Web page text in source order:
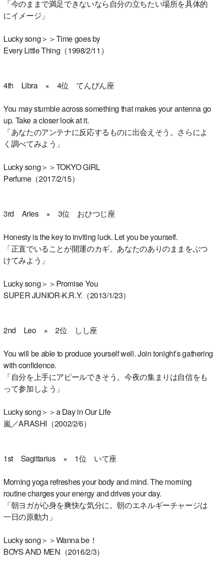
「今のままで満足できないなら自分の立ちたい場所を具体的
にイメージ」
Lucky song＞＞Time goes by
Every Little Thing（1998/2/11）
4th Libra × 4位 てんびん座
You may stumble across something that makes your antenna go
up. Take a closer look at it.
「あなたのアンテナに反応するものに出会えそう。さらによ
く調べてみよう」
Lucky song＞＞TOKYO GIRL
Perfume（2017/2/15）
3rd Aries × 3位 おひつじ座
Honesty is the key to inviting luck. Let you be yourself.
「正直でいることが開運のカギ。あなたのありのままをぶつ
けてみよう」
Lucky song＞＞Promise You
SUPER JUNIOR-K.R.Y.（2013/1/23）
2nd Leo × 2位 しし座
You will be able to produce yourself well. Join tonight’s gathering
with confidence.
「自分を上手にアピールできそう。今夜の集まりは自信をも
って参加しよう」
Lucky song＞＞a Day in Our Life
嵐／ARASHI（2002/2/6）
1st Sagittarius × 1位 いて座
Morning yoga refreshes your body and mind. The morning
routine charges your energy and drives your day.
「朝ヨガが心身を爽快な気分に。朝のエネルギーチャージは
一日の原動力」
Lucky song＞＞Wanna be！
BOYS AND MEN（2016/2/3）